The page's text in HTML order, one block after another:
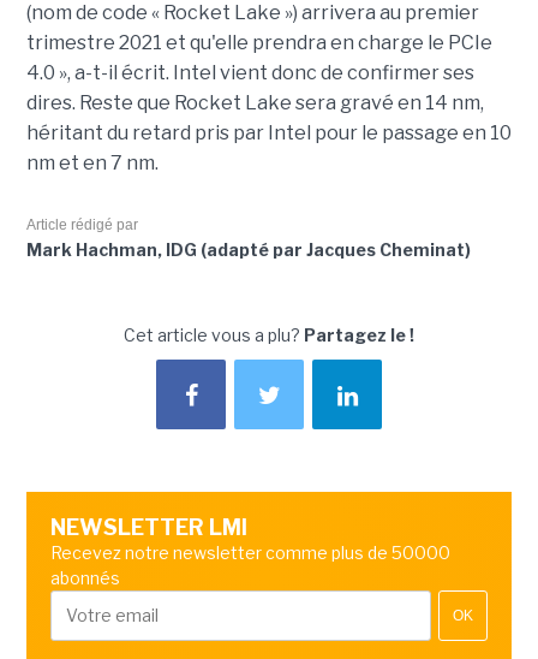
(nom de code « Rocket Lake ») arrivera au premier
trimestre 2021 et qu'elle prendra en charge le PCIe
4.0 », a-t-il écrit. Intel vient donc de confirmer ses
dires. Reste que Rocket Lake sera gravé en 14 nm,
héritant du retard pris par Intel pour le passage en 10
nm et en 7 nm.
Article rédigé par
Mark Hachman, IDG (adapté par Jacques Cheminat)
Cet article vous a plu? Partagez le !
NEWSLETTER LMI
Recevez notre newsletter comme plus de 50000
abonnés
OK